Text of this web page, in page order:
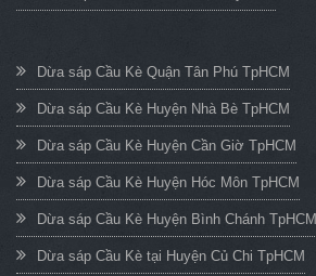
Dừa sáp Cầu Kè Quận Tân Phú TpHCM
Dừa sáp Cầu Kè Huyện Nhà Bè TpHCM
Dừa sáp Cầu Kè Huyện Cần Giờ TpHCM
Dừa sáp Cầu Kè Huyện Hóc Môn TpHCM
Dừa sáp Cầu Kè Huyện Bình Chánh TpHCM
Dừa sáp Cầu Kè tại Huyện Củ Chi TpHCM